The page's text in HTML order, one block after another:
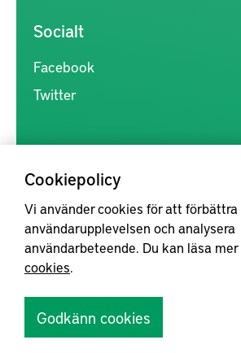
Cookiepolicy
Vi använder cookies för att förbättra
användarupplevelsen och analysera
användarbeteende. Du kan läsa
cookies.
Godkänn cookies
Socialt
Facebook
Twitter
Kunskapsförmedlingen är en samlingsplats
inom produkt- och produktionsutveckling,
forskningsresultat mer tillgängliga för
samverkan mellan högskolor, institut och